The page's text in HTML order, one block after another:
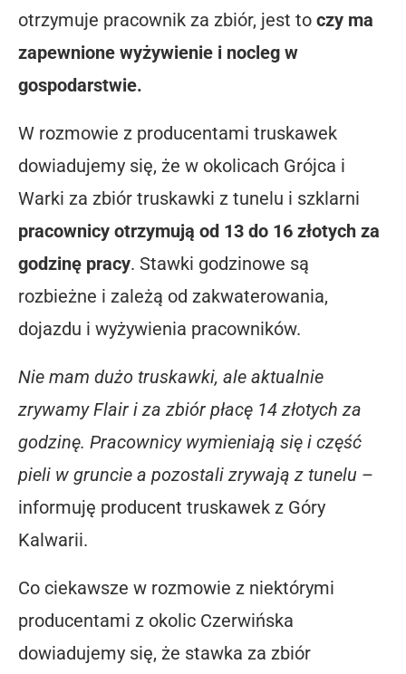
otrzymuje pracownik za zbiór, jest to czy ma
zapewnione wyżywienie i nocleg w
gospodarstwie.
W rozmowie z producentami truskawek
dowiadujemy się, że w okolicach Grójca i
Warki za zbiór truskawki z tunelu i szklarni
pracownicy otrzymują od 13 do 16 złotych za
godzinę pracy. Stawki godzinowe są
rozbieżne i zależą od zakwaterowania,
dojazdu i wyżywienia pracowników.
Nie mam dużo truskawki, ale aktualnie
zrywamy Flair i za zbiór płacę 14 złotych za
godzinę. Pracownicy wymieniają się i część
pieli w gruncie a pozostali zrywają z tunelu –
informuję producent truskawek z Góry
Kalwarii.
Co ciekawsze w rozmowie z niektórymi
producentami z okolic Czerwińska
dowiadujemy się, że stawka za zbiór